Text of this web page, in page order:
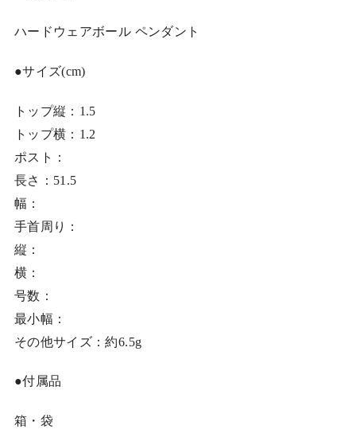
ハードウェアボール ペンダント
●サイズ(cm)
トップ縦：1.5
トップ横：1.2
ポスト：
長さ：51.5
幅：
手首周り：
縦：
横：
号数：
最小幅：
その他サイズ：約6.5g
●付属品
箱・袋